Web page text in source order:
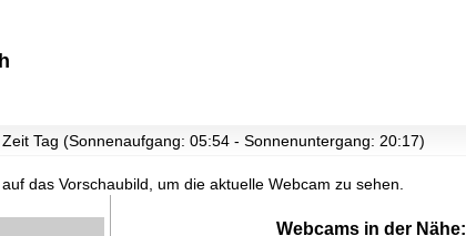
Tag (Sonnenaufgang: 05:54 - Sonnenuntergang: 20:17)
das Vorschaubild, um die aktuelle Webcam zu sehen.
03:12
04:12
Webcams in der Nähe: